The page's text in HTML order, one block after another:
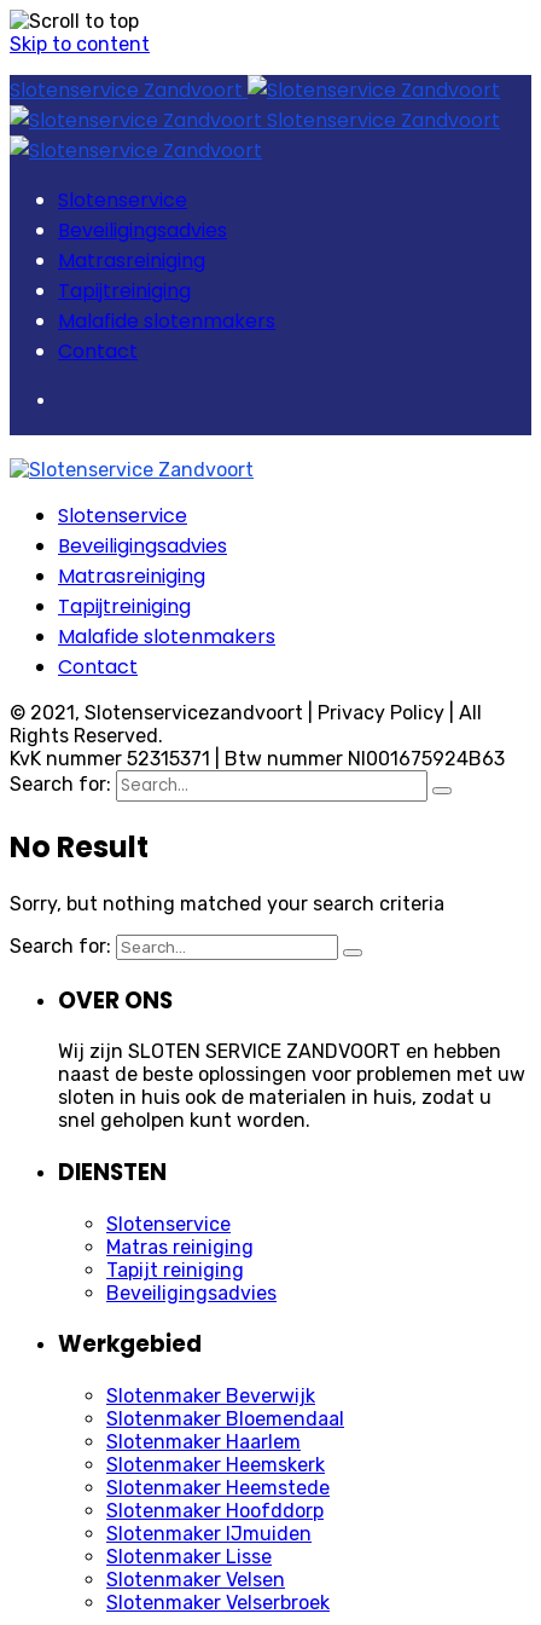
Skip to content
Slotenservice Zandvoort
Slotenservice Zandvoort
Slotenservice
Beveiligingsadvies
Matrasreiniging
Tapijtreiniging
Malafide slotenmakers
Contact
Slotenservice
Beveiligingsadvies
Matrasreiniging
Tapijtreiniging
Malafide slotenmakers
Contact
© 2021, Slotenservicezandvoort | Privacy Policy | All
Rights Reserved.
KvK nummer 52315371 | Btw nummer Nl001675924B63
Search for:
No Result
Sorry, but nothing matched your search criteria
Search for:
OVER ONS
Wij zijn SLOTEN SERVICE ZANDVOORT en hebben
naast de beste oplossingen voor problemen met uw
sloten in huis ook de materialen in huis, zodat u
snel geholpen kunt worden.
DIENSTEN
Slotenservice
Matras reiniging
Tapijt reiniging
Beveiligingsadvies
Werkgebied
Slotenmaker Beverwijk
Slotenmaker Bloemendaal
Slotenmaker Haarlem
Slotenmaker Heemskerk
Slotenmaker Heemstede
Slotenmaker Hoofddorp
Slotenmaker IJmuiden
Slotenmaker Lisse
Slotenmaker Velsen
Slotenmaker Velserbroek